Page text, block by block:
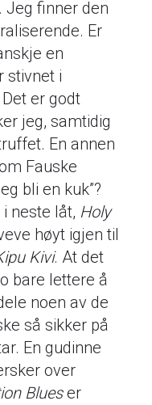
Jeg finner den
Er
en
stivnet i
er godt
jeg, samtidig
En annen
Fauske
bli en kuk”?
neste låt, Holy
høyt igjen til
Kivi. At det
bare lettere å
noen av de
så sikker på
En gudinne
over
Blueser